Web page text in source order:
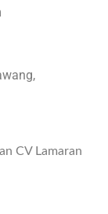
CV Lamaran